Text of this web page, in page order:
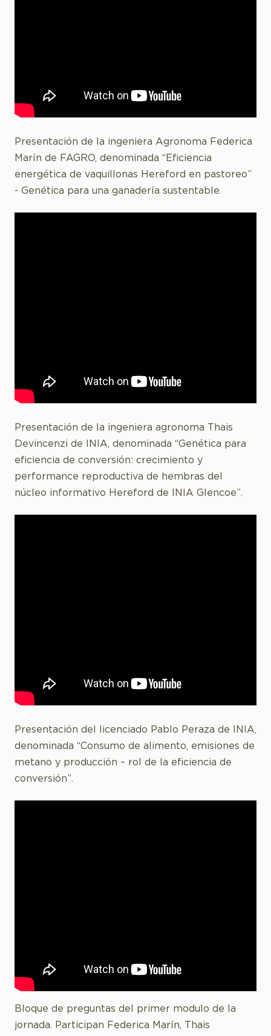
Presentación de la ingeniera Agronoma Federica
Marín de FAGRO, denominada “Eficiencia
energética de vaquillonas Hereford en pastoreo”
- Genética para una ganadería sustentable.
Presentación de la ingeniera agronoma Thais
Devincenzi de INIA, denominada “Genética para
eficiencia de conversión: crecimiento y
performance reproductiva de hembras del
núcleo informativo Hereford de INIA Glencoe”.
Presentación del licenciado Pablo Peraza de INIA,
denominada “Consumo de alimento, emisiones de
metano y producción – rol de la eficiencia de
conversión”.
Bloque de preguntas del primer modulo de la
jornada. Participan Federica Marín, Thais